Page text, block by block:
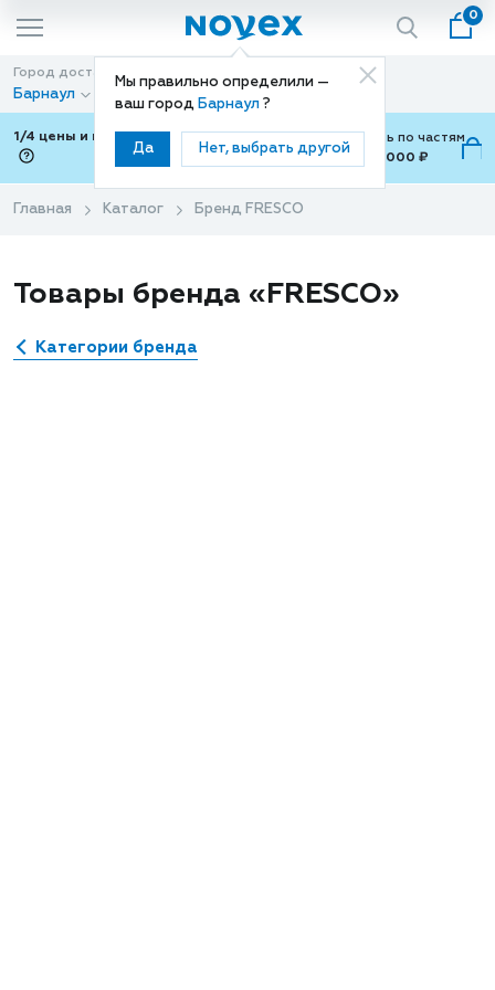
Мы правильно определили —
ваш город Барнаул ?
Да Нет, выбрать другой
0
Город доставки
Барнаул
Способ доставки
Доставка
1/4 цены и покупки ваши с Подели
Можно оплатить по частям
от 700 ₽ до 15,000 ₽
Главная Каталог Бренд FRESCO
Товары бренда «FRESCO»
Категории бренда